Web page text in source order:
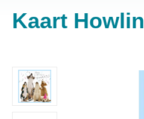
Kaart